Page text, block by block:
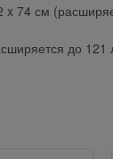
x 74 см
до 121